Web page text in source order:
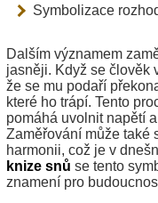
Symbolizace
Dalším významem
jasněji. Když se člověk
že se mu podaří
které ho trápí. Tento
pomáhá uvolnit napětí
Zaměřování může také
harmonii, což je v
knize snů se tento
znamení pro